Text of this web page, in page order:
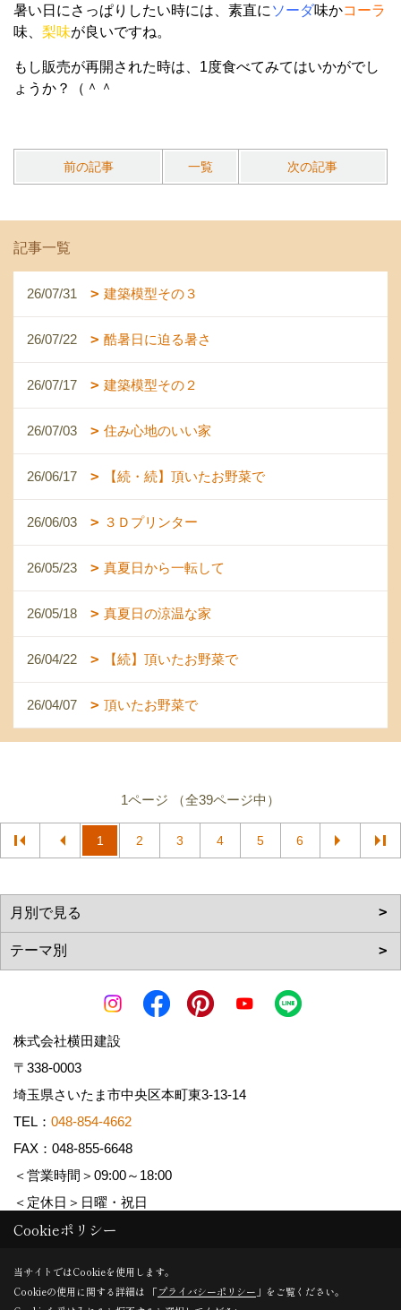
暑い日にさっぱりしたい時には、素直に ソーダ味かコーラ
味、 梨味が良いですね。
もし販売が再開された時は、1度食べてみてはいかがでし
ょうか？（＾＾
前の記事 一覧 次の記事
記事一覧
26/07/31 建築模型その３
26/07/22 酷暑日に迫る暑さ
26/07/17 建築模型その２
26/07/03 住み心地のいい家
26/06/17 【続・続】頂いたお野菜で
26/06/03 ３Ｄプリンター
26/05/23 真夏日から一転して
26/05/18 真夏日の涼温な家
26/04/22 【続】頂いたお野菜で
26/04/07 頂いたお野菜で
1ページ （全39ページ中）
1 2 3 4 5 6
株式会社横田建設
〒338-0003
埼玉県さいたま市中央区本町東3-13-14
TEL： 048-854-4662
FAX：048-855-6648
＜営業時間＞09:00～18:00
＜定休日＞日曜・祝日
Copyright (c) YOKOTA Kensetsu Co.,Ltd. All Rights Reserved.
Produced byゴデスクリエイト
Cookieポリシー
当サイトではCookieを使用します。
Cookieの使用に関する詳細は 「プライバシーポリシー 」をご覧ください。